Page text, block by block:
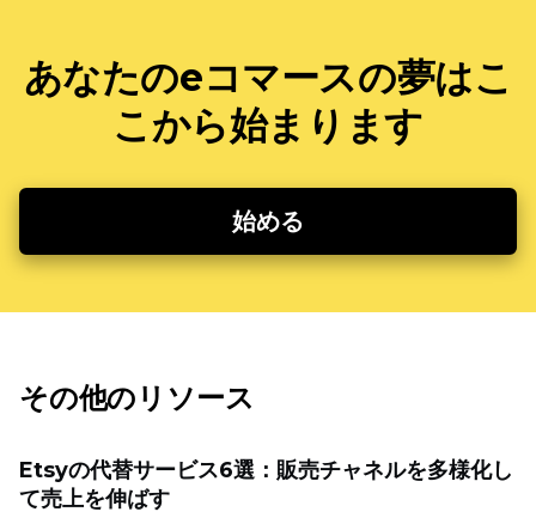
あなたのeコマースの夢はこ
こから始まります
始める
その他のリソース
Etsyの代替サービス6選：販売チャネルを多様化し
て売上を伸ばす